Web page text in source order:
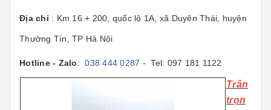
Địa chỉ : Km 16 + 200, quốc lộ 1A, xã Duyên Thái, huyện
Thường Tín, TP Hà Nội
Hotline - Zalo:038 444 0287 - Tel: 097 181 1122
Trân
trọn